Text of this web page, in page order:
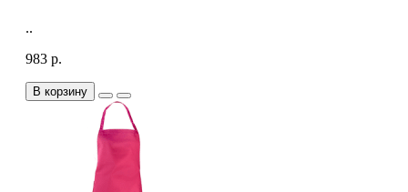
..
983 р.
В корзину